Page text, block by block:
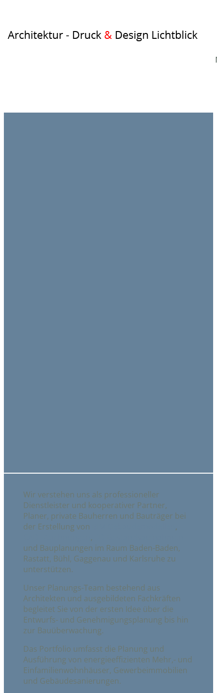
Lichtblick
Wir verstehen uns als professioneller
Dienstleister und kooperativer Partner,
Planer, private Bauherren und Bauträger bei
der Erstellung von
,
,
und Bauplanungen im Raum Baden-Baden,
Rastatt, Bühl, Gaggenau und Karlsruhe zu
unterstützen.
Unser Planungs-Team bestehend aus
Architekten und ausgebildeten Fachkräften
begleitet Sie von der ersten Idee über die
Entwurfs- und Genehmigungsplanung bis hin
zur Bauüberwachung.
Das Portfolio umfasst die Planung und
Ausführung von energieeffizienten Mehr,- und
Einfamilienwohnhäuser, Gewerbeimmobilien
und Gebäudesanierungen.